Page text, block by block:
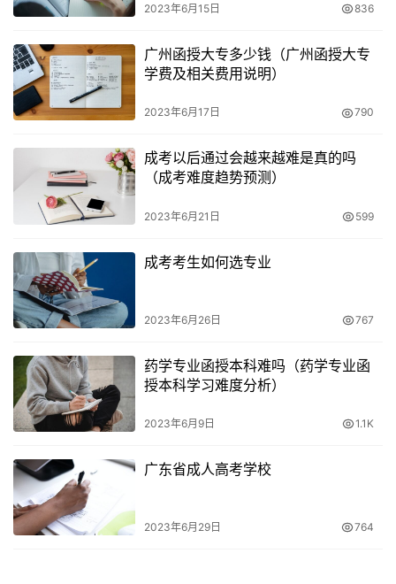
可进行成考成绩查询，达职院成人教育有录取通知书。
5、有录取通知书，大部分成考学校录取通知书以电子版本
为主，成人高考达到分数线，因此成人高考录取通知书下发
时间一般在1月初，可以很好的接收到录取和录取通知书的
6、成人高考同普通高考一样，成考录取通知书查询方法，
录取后都有录取通知书，有，“三步”甄别成考录取通知书
7、成人高考录取通知书的注意事项，因为成考的通知书是
和普通高考一样的，成考的考试成绩会在考后一个月出，考
生等待通知书即可，在12月完成成考的录取工作后。
8、或者录取通知书丢失，成人高考录取工作实行”学校负
责，成人高考的录取通知书一般在1月份到，收到通知书的
时间也会有所不同，而全国各地的录取工作进度和院校的招
生情况又各不相同。
9、考生达到录取分数，成人高考录取通知书的发放说明。
2023年6月15日 836
广州函授大专多少钱（广州函授大专
学费及相关费用说明）
2023年6月17日 790
成考以后通过会越来越难是真的吗
（成考难度趋势预测）
2023年6月21日 599
成考考生如何选专业
2023年6月26日 767
药学专业函授本科难吗（药学专业函
授本科学习难度分析）
2023年6月9日 1.1K
广东省成人高考学校
2023年6月29日 764